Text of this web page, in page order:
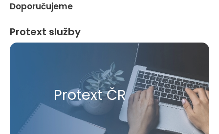
Doporučujeme
Protext služby
Protext ČR